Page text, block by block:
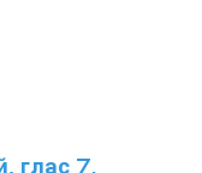
глас 7.